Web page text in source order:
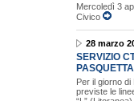
Mercoledì 3
Civico
28 marzo
SERVIZIO
PASQUETTA
Per il giorno
previste le